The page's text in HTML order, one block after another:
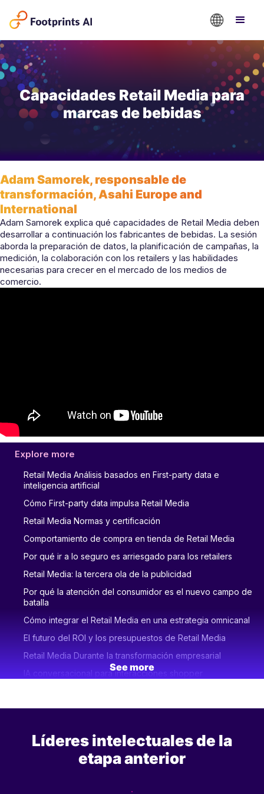
Capacidades Retail Media para
marcas de bebidas
Adam Samorek, responsable de
transformación, Asahi Europe and
International
Adam Samorek explica qué capacidades de Retail Media deben
desarrollar a continuación los fabricantes de bebidas. La sesión
aborda la preparación de datos, la planificación de campañas, la
medición, la colaboración con los retailers y las habilidades
necesarias para crecer en el mercado de los medios de
comercio.
Explore more
Retail Media Análisis basados en First-party data e
inteligencia artificial
Cómo First-party data impulsa Retail Media
Retail Media Normas y certificación
Comportamiento de compra en tienda de Retail Media
Por qué ir a lo seguro es arriesgado para los retailers
Retail Media: la tercera ola de la publicidad
Por qué la atención del consumidor es el nuevo campo de
batalla
Cómo integrar el Retail Media en una estrategia omnicanal
El futuro del ROI y los presupuestos de Retail Media
Retail Media Durante la transformación empresarial
IA conversacional para interacciones shopper
Cómo Douglas creó una plataforma Retail Media de belleza
Media Networks
Agencias, estrategia y presupuestos de Retail Media
See more
Líderes intelectuales de la
etapa anterior